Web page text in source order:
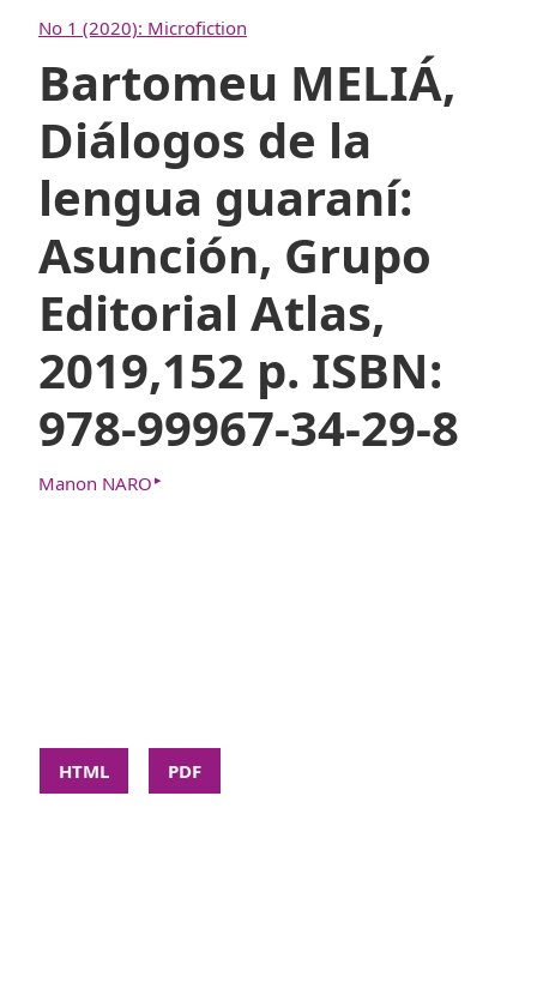
No 1 (2020): Microfiction
Bartomeu MELIÁ,
Diálogos de la
lengua guaraní:
Asunción, Grupo
Editorial Atlas,
2019,152 p. ISBN:
978-99967-34-29-8
Manon NARO ▸
HTML PDF